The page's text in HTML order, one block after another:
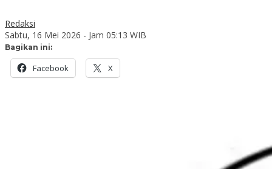
Redaksi
Sabtu, 16 Mei 2026 - Jam 05:13 WIB
Bagikan ini:
Facebook X